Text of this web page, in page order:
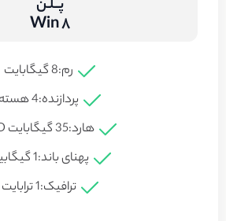
پــلـن
Win 8
رم:8 گیگابایت
پردازنده:4 هسته
پهنای باند:1 گیگابیت
هارد:35 گیگابایت SSD
ترافیک:1 ترابایت​